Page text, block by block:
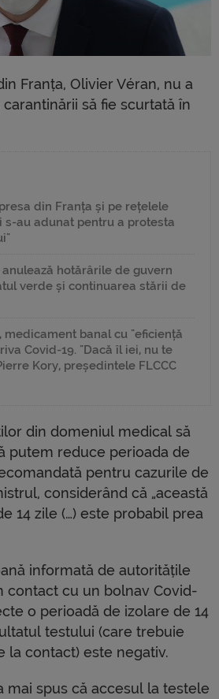
Franța, Olivier Véran, nu a
să fie scurtată în
din Franța și pe rețelele
s-au adunat pentru a protesta
hotărârile de guvern
verde și continuarea stării de
medicament banal cu "eficiență
Covid-19. "Dacă îl iei, nu te
Kory, președintele FLCCC
din domeniul medical să
putem reduce perioada de
pentru cazurile de
considerând că „această
14 zile (…) este probabil prea
informată de autoritățile
contact cu un bolnav Covid-
o perioadă de izolare de 14
testului (care trebuie
la contact) este negativ.
mai spus că accesul la testele